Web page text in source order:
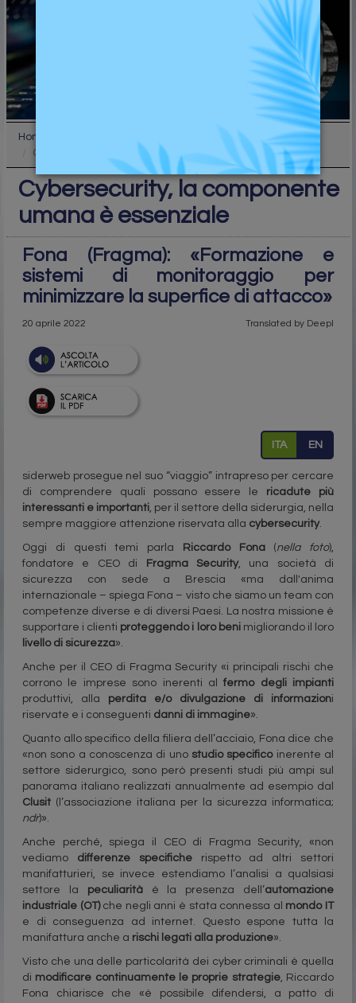
Home
Cybersecurity, la componente umana è essenziale
Cybersecurity, la componente
umana è essenziale
Fona (Fragma): «Formazione e
sistemi di monitoraggio per
minimizzare la superfice di attacco»
20 aprile 2022 Translated by Deepl
ITA EN
siderweb prosegue nel suo “viaggio” intrapreso per cercare
di comprendere quali possano essere le ricadute più
interessanti e importanti, per il settore della siderurgia, nella
sempre maggiore attenzione riservata alla cybersecurity.
Oggi di questi temi parla Riccardo Fona (nella foto),
fondatore e CEO di
Fragma Security, una società di
sicurezza con sede a Brescia «ma dall'anima
internazionale – spiega Fona – visto che siamo un team con
competenze diverse e di diversi Paesi. La nostra missione è
supportare i clienti proteggendo i loro benimigliorando il loro
livello di sicurezza».
Anche per il CEO di Fragma Security «i principali rischi che
corrono le imprese sono inerenti alfermo degli impianti
produttivi, alla perdita e/o divulgazione di informazioni
riservate e i conseguenti danni di immagine».
Quanto allo specifico della filiera dell’acciaio, Fona dice che
«non sono a conoscenza di uno studio specificoinerente al
settore siderurgico, sono però presenti studi più ampi sul
panorama italiano realizzati annualmente ad esempio dal
Clusit (l’associazione italiana per la sicurezza informatica;
ndr)».
Anche perché, spiega il CEO di Fragma Security, «non
vediamo differenze specificherispetto ad altri settori
manifatturieri, se invece estendiamo l’analisi a qualsiasi
settore la peculiaritàè la presenza dell’automazione
industriale (OT)che negli anni è stata connessa al mondo IT
e di conseguenza ad internet. Questo espone tutta la
manifattura anche a rischi legati alla produzione».
Visto che una delle particolarità dei cyber criminali è quella
di modificare continuamente le proprie strategie, Riccardo
Fona chiarisce che «è possibile difendersi, a patto di